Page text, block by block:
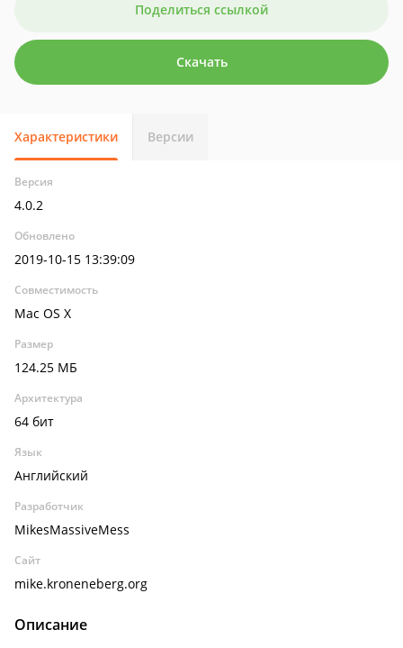
Поделиться ссылкой
Скачать
Характеристики Версии
Версия
4.0.2
Обновлено
2019-10-15 13:39:09
Совместимость
Mac OS X
Размер
124.25 МБ
Архитектура
64 бит
Язык
Английский
Разработчик
MikesMassiveMess
Сайт
mike.kroneneberg.org
Описание